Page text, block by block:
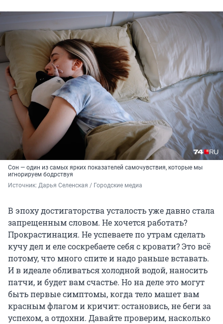
Сон — один из самых ярких показателей самочувствия, которые мы
игнорируем бодрствуя
Источник: Дарья Селенская / Городские медиа
В эпоху достигаторства усталость уже давно стала
запрещенным словом. Не хочется работать?
Прокрастинация. Не успеваете по утрам сделать
кучу дел и еле соскребаете себя с кровати? Это всё
потому, что много спите и надо раньше вставать.
И в идеале обливаться холодной водой, наносить
патчи, и будет вам счастье. Но на деле это могут
быть первые симптомы, когда тело машет вам
красным флагом и кричит: остановись, не беги за
успехом, а отдохни. Давайте проверим, насколько